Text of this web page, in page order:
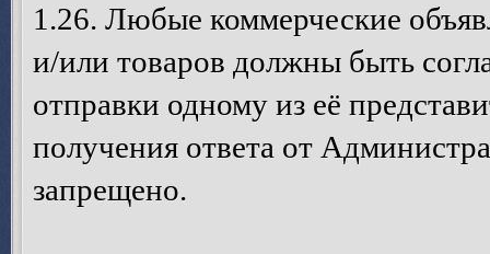
1.26. Любые коммерческие
и/или товаров должны быть
отправки одному из её
получения ответа от
запрещено.